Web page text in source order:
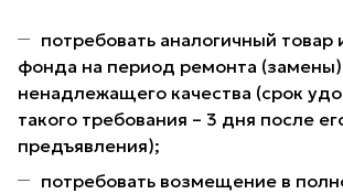
потребовать аналогичный
фонда на период ремонта (замены)
ненадлежащего качества (срок
такого требования – 3 дня после
предъявления);
потребовать возмещение в